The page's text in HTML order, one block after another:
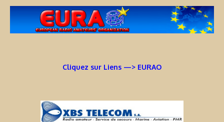
Cliquez sur Liens —> EURAO